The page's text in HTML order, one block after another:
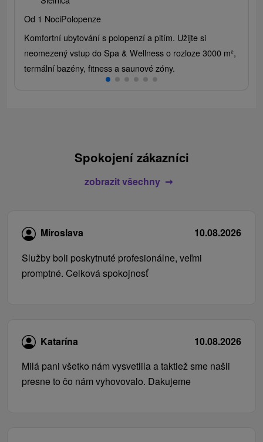
Od 1 NociPolopenze
Komfortní ubytování s polopenzí a pitím. Užijte si
neomezený vstup do Spa & Wellness o rozloze 3000 m²,
termální bazény, fitness a saunové zóny.
Spokojení zákazníci
zobrazit všechny
Miroslava
10.08.2026
Služby boli poskytnuté profesionálne, veľmi
promptné. Celková spokojnosť
Katarína
10.08.2026
Milá pani všetko nám vysvetlila a taktiež sme našli
presne to čo nám vyhovovalo. Dakujeme